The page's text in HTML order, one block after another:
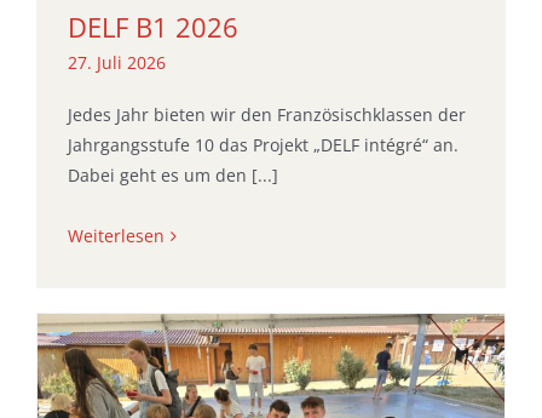
DELF B1 2026
27. Juli 2026
Jedes Jahr bieten wir den Französischklassen der
Jahrgangsstufe 10 das Projekt „DELF intégré“ an.
Dabei geht es um den [...]
Weiterlesen